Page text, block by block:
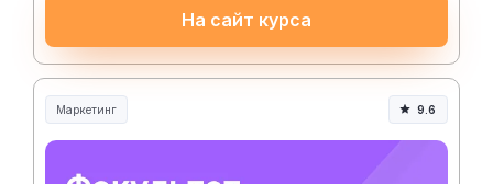
На сайт курса
Маркетинг 9.6